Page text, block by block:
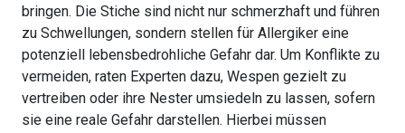
bringen. Die Stiche sind nicht nur schmerzhaft und führen
zu Schwellungen, sondern stellen für Allergiker eine
potenziell lebensbedrohliche Gefahr dar. Um Konflikte zu
vermeiden, raten Experten dazu, Wespen gezielt zu
vertreiben oder ihre Nester umsiedeln zu lassen, sofern
sie eine reale Gefahr darstellen. Hierbei müssen